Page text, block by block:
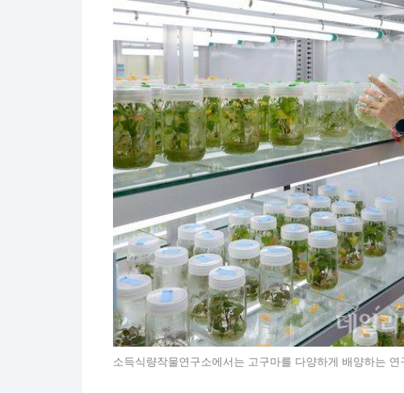
소득식량작물연구소에서는 고구마를 다양하게 배양하는